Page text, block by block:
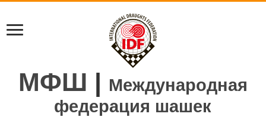
МФШ | Международная
федерация шашек